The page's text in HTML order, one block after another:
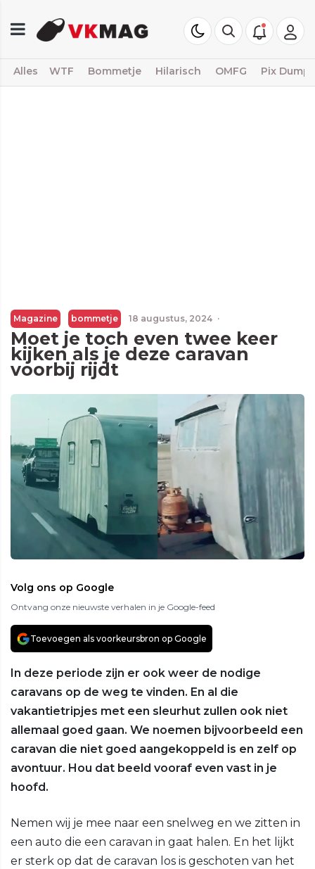
Alles WTF Bommetje Hilarisch OMFG Pix Dump
Magazine bommetje 18 augustus, 2024 ·
Moet je toch even twee keer
kijken als je deze caravan
voorbij rijdt
Volg ons op Google
Ontvang onze nieuwste verhalen in je Google-feed
Toevoegen als voorkeursbron op Google
In deze periode zijn er ook weer de nodige
caravans op de weg te vinden. En al die
vakantietripjes met een sleurhut zullen ook niet
allemaal goed gaan. We noemen bijvoorbeeld een
caravan die niet goed aangekoppeld is en zelf op
avontuur. Hou dat beeld vooraf even vast in je
hoofd.
Nemen wij je mee naar een snelweg en we zitten in
een auto die een caravan in gaat halen. En het lijkt
er sterk op dat de caravan los is geschoten van het